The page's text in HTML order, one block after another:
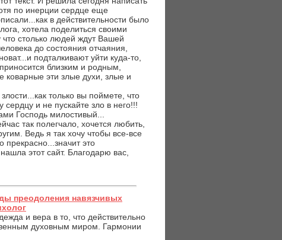
по инерции сердце еще
в действительности было
хотела поделиться своими
столько людей ждут Вашей
до состояния отчаяния,
подталкивают уйти куда-то,
близким и родным,
коварные эти злые духи, злые и
только вы поймете, что
и не пускайте зло в него!!!
Господь милостивый...
так полегчало, хочется любить,
Ведь я так хочу чтобы все-все
прекрасно...значит это
этот сайт. Благодарю вас,
преодоления навязчивых
и вера в то, что действительно
духовным миром. Гармонии